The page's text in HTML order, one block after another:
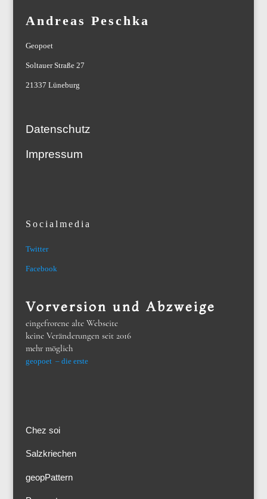
Andreas Peschka
Geopoet
Soltauer Straße 27
21337 Lüneburg
Datenschutz
Impressum
Socialmedia
Twitter
Facebook
Vorversion und Abzweige
eingefrorene alte Webseite
keine Veränderungen seit 2016
mehr möglich
geopoet – die erste
Chez soi
Salzkriechen
geopPattern